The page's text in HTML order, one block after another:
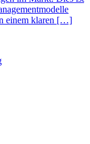
einem klaren […]